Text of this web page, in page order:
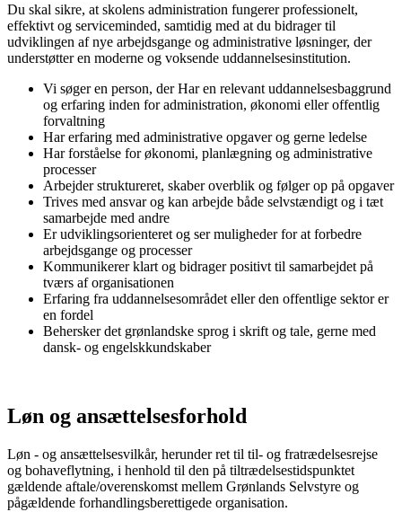
Du skal sikre, at skolens administration fungerer professionelt,
effektivt og serviceminded, samtidig med at du bidrager til
udviklingen af nye arbejdsgange og administrative løsninger, der
understøtter en moderne og voksende uddannelsesinstitution.
Vi søger en person, der Har en relevant uddannelsesbaggrund
og erfaring inden for administration, økonomi eller offentlig
forvaltning
Har erfaring med administrative opgaver og gerne ledelse
Har forståelse for økonomi, planlægning og administrative
processer
Arbejder struktureret, skaber overblik og følger op på opgaver
Trives med ansvar og kan arbejde både selvstændigt og i tæt
samarbejde med andre
Er udviklingsorienteret og ser muligheder for at forbedre
arbejdsgange og processer
Kommunikerer klart og bidrager positivt til samarbejdet på
tværs af organisationen
Erfaring fra uddannelsesområdet eller den offentlige sektor er
en fordel
Behersker det grønlandske sprog i skrift og tale, gerne med
dansk- og engelskkundskaber
Løn og ansættelsesforhold
Løn - og ansættelsesvilkår, herunder ret til til- og fratrædelsesrejse
og bohaveflytning, i henhold til den på tiltrædelsestidspunktet
gældende aftale/overenskomst mellem Grønlands Selvstyre og
pågældende forhandlingsberettigede organisation.